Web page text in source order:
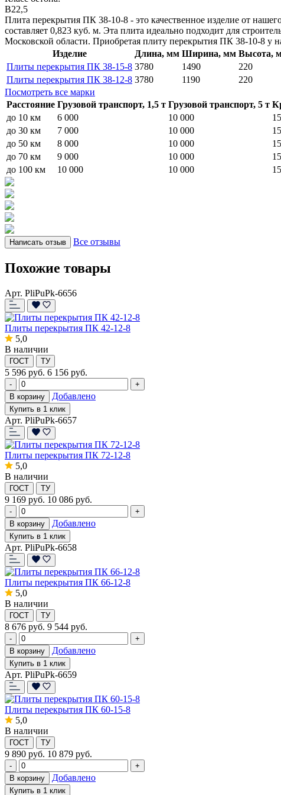
B22,5
Плита перекрытия ПК 38-10-8 - это качественное изделие от
составляет 0,823 куб. м. Эта плита идеально подходит для
Московской области. Приобретая плиту перекрытия ПК 38-10-8 у
Изделие
Длина, мм Ширина, мм Высота,
Плиты перекрытия ПК 38-15-8 3780 1490 220
Плиты перекрытия ПК 38-12-8 3780 1190 220
Посмотреть все марки
Расстояние Грузовой транспорт, 1,5 т Грузовой транспорт, 5 т
до 10 км
6 000 10 000
до 30 км
7 000 10 000
до 50 км
8 000 10 000
до 70 км
9 000 10 000
до 100 км
10 000 10 000
Написать отзыв Все отзывы
Похожие товары
Арт. PliPuPk-6656
Плиты перекрытия ПК 42-12-8
5,0
В наличии
ГОСТ ТУ
5 596 руб. 6 156 руб.
-
+
В корзину
Добавлено
Купить в 1 клик
Арт. PliPuPk-6657
Плиты перекрытия ПК 72-12-8
5,0
В наличии
ГОСТ ТУ
9 169 руб. 10 086 руб.
-
+
В корзину
Добавлено
Купить в 1 клик
Арт. PliPuPk-6658
Плиты перекрытия ПК 66-12-8
5,0
В наличии
ГОСТ ТУ
8 676 руб. 9 544 руб.
-
+
В корзину
Добавлено
Купить в 1 клик
Арт. PliPuPk-6659
Плиты перекрытия ПК 60-15-8
5,0
В наличии
ГОСТ ТУ
9 890 руб. 10 879 руб.
-
+
В корзину
Добавлено
Купить в 1 клик